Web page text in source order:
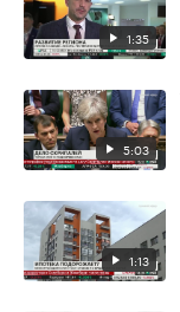
1:35
5:03
1:13